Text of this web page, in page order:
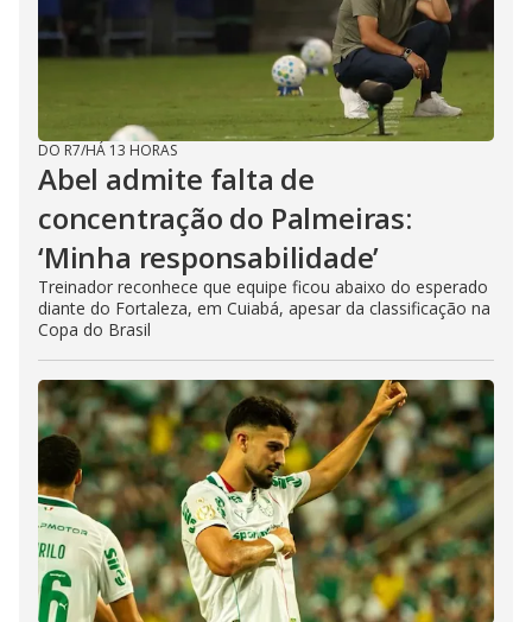
DO R7/HÁ 13 HORAS
Abel admite falta de
concentração do Palmeiras:
‘Minha responsabilidade’
Treinador reconhece que equipe ficou abaixo do esperado
diante do Fortaleza, em Cuiabá, apesar da classificação na
Copa do Brasil